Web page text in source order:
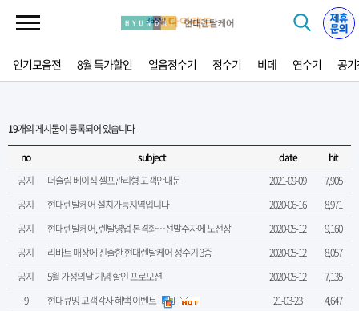
인기모음전 8월 특가할인 얼음정수기 정수기 비데 연수기 공
19개의 게시물이 등록되어 있습니다
no
subject date
hit
공지
더슬림 베이직 셀프관리형 고객안내문 2021-09-09
7,905
공지
현대렌탈케어 설치가능지역입니다 2020-06-16
8,971
공지
현대렌탈케어, 렌탈영업 본격화…선발주자에 도전장 2020-05-12
9,160
공지
리바트 매장에 진출한 현대렌탈케어 정수기 3종 2020-05-12
8,057
공지
5월 가정의달 기념 할인 프로모션 2020-05-12
7,135
9
현대큐밍 고객감사 혜택 이벤트 21-03-23
4,647